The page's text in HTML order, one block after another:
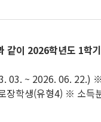
같이 2026학년도 1학
03. ~ 2026. 06. 22.)
장학생(유형4) ※ 소득